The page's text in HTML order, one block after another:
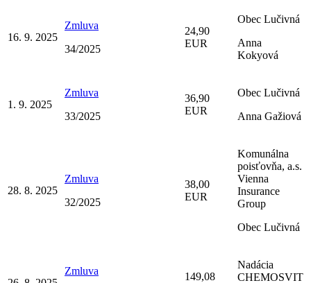
16. 9. 2025
Zmluva
34/2025
24,90
EUR
Obec Lučivná
Anna
Kokyová
1. 9. 2025
Zmluva
33/2025
36,90
EUR
Obec Lučivná
Anna Gažiová
28. 8. 2025
Zmluva
32/2025
38,00
EUR
Komunálna
poisťovňa, a.s.
Vienna
Insurance
Group
Obec Lučivná
Zmluva
149,08
Nadácia
CHEMOSVIT